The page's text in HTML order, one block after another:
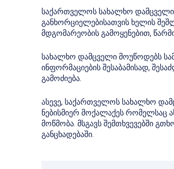
საქართველოს სახალხო დამცველი
განხორციელებისათვის ხელის
მდგომარეობის გამოყენებით,
სახალხო დამცველი მოუწოდებს
ინფორმაციების შესაბამისად,
გამოძიება.
ასევე, საქართველოს სახალხო
ნებისმიერ მოქალაქეს
მოწმობა. მსგავს შემთხვევებში
განცხადებაში.